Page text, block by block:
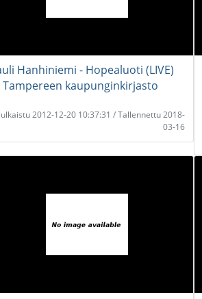
Hanhiniemi - Hopealuoti (LIVE)
kaupunginkirjasto
Julkaistu 2012-12-20 10:37:31 / Tallennettu 2018-
03-16